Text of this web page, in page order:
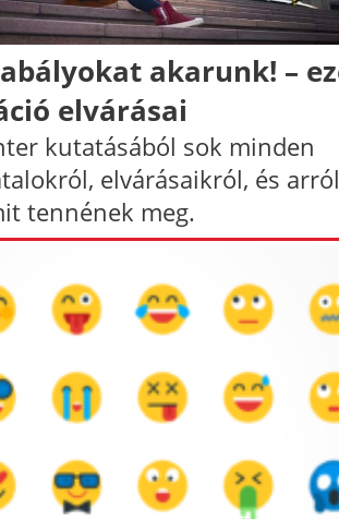
akarunk! –
elvárásai
kutatásából sok minden
elvárásaikról, és
tennének meg.